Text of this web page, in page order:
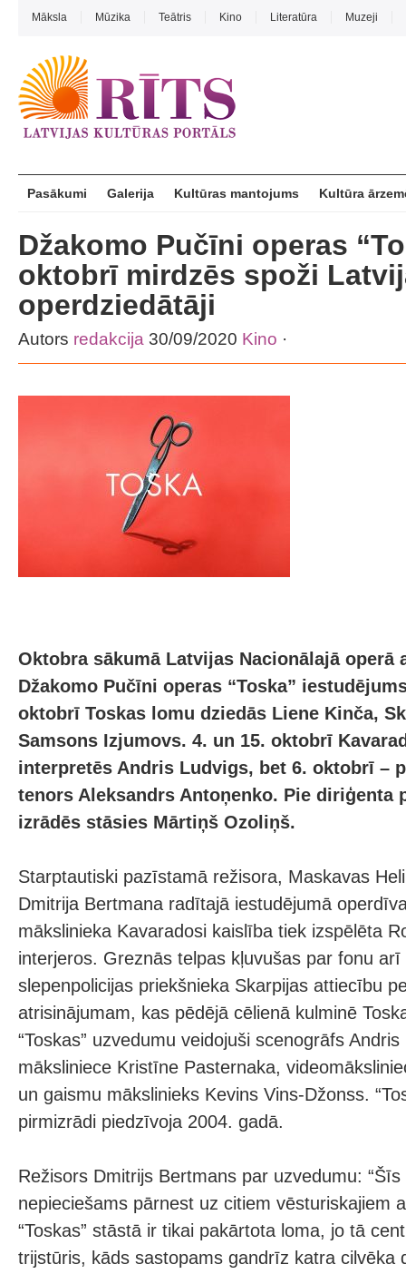
Māksla Mūzika Teātris Kino Literatūra Muzeji
Pasākumi Galerija Kultūras mantojums Kultūra
Džakomo Pučīni operas
oktobrī mirdzēs spoži
operdziedātāji
Autors redakcija 30/09/2020 Kino ·
Oktobra sākumā Latvijas Nacionālajā operā
Džakomo Pučīni operas “Toska”
oktobrī Toskas lomu dziedās Liene Kinča,
Samsons Izjumovs. 4. un 15. oktobrī
interpretēs Andris Ludvigs, bet 6. oktobrī –
tenors Aleksandrs Antoņenko. Pie diriģenta
izrādēs stāsies Mārtiņš Ozoliņš.
Starptautiski pazīstamā režisora, Maskavas
Dmitrija Bertmana radītajā iestudējumā
mākslinieka Kavaradosi kaislība tiek izspēlēta
interjeros. Greznās telpas kļuvušas par fonu arī
slepenpolicijas priekšnieka Skarpijas attiecību
atrisinājumam, kas pēdējā cēlienā kulminē
“Toskas” uzvedumu veidojuši scenogrāfs
māksliniece Kristīne Pasternaka,
un gaismu mākslinieks Kevins Vins-Džonss.
pirmizrādi piedzīvoja 2004. gadā.
Režisors Dmitrijs Bertmans par uzvedumu:
nepieciešams pārnest uz citiem vēsturiskajiem
“Toskas” stāstā ir tikai pakārtota loma, jo tā
trijstūris, kāds sastopams gandrīz katra cilvēka